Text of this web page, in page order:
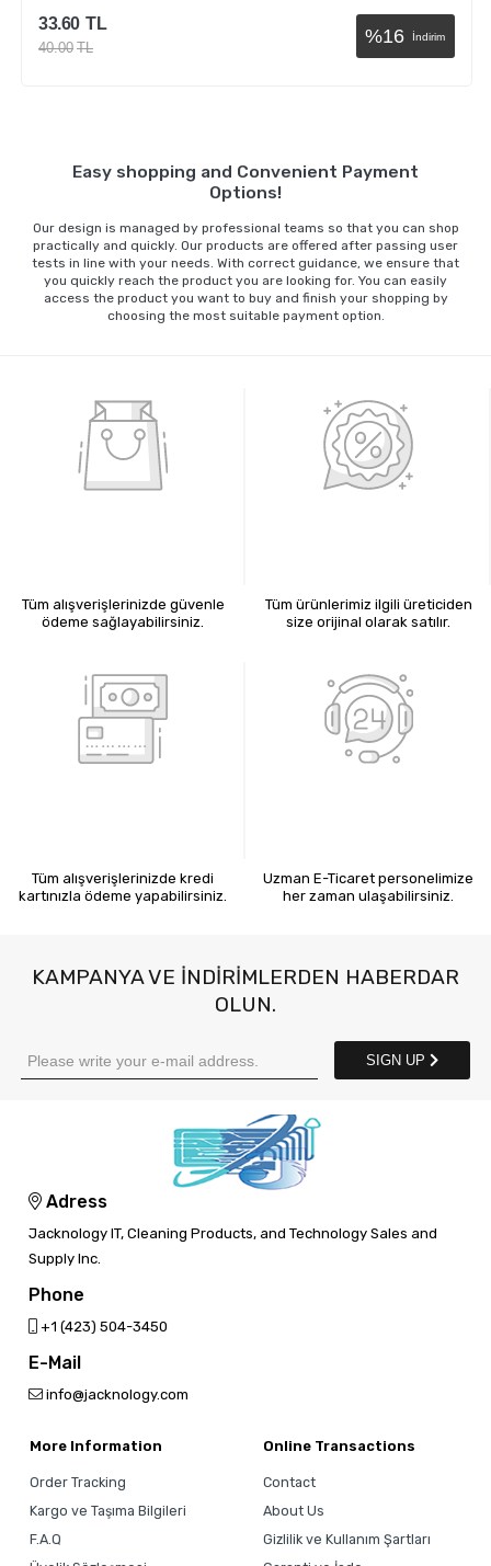
%16 İndirim
33.60 TL
40.00 TL
Easy shopping and Convenient Payment
Options!
Our design is managed by professional teams so that you can shop
practically and quickly. Our products are offered after passing user
tests in line with your needs. With correct guidance, we ensure that
you quickly reach the product you are looking for. You can easily
access the product you want to buy and finish your shopping by
choosing the most suitable payment option.
Tüm alışverişlerinizde güvenle
ödeme sağlayabilirsiniz.
Tüm ürünlerimiz ilgili üreticiden
size orijinal olarak satılır.
Tüm alışverişlerinizde kredi
kartınızla ödeme yapabilirsiniz.
Uzman E-Ticaret personelimize
her zaman ulaşabilirsiniz.
KAMPANYA VE INDIRIMLERDEN HABERDAR
OLUN.
SIGN UP
Adress
Jacknology IT, Cleaning Products, and Technology Sales and
Supply Inc.
Phone
‎+1 (423) 504-3450
E-Mail
info@jacknology.com
More Information
Order Tracking
Kargo ve Taşıma Bilgileri
F.A.Q
Online Transactions
Contact
About Us
Gizlilik ve Kullanım Şartları